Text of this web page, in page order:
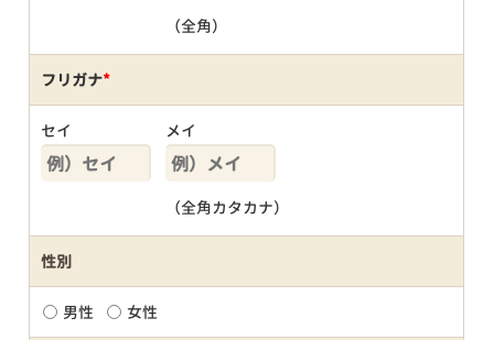
（全角）
フリガナ*
セイ メイ
（全角カタカナ）
性別
男性 女性